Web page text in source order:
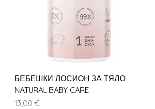
БЕБЕШКИ ЛОСИОН ЗА ТЯЛО
NATURAL BABY CARE
Цена
13,00 €